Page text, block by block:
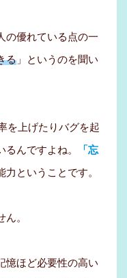
の優れている点の一
る 」というのを聞い
を上げたりバグを起
んですよね。
「忘
ということです。
。
憶ほど必要性の高い